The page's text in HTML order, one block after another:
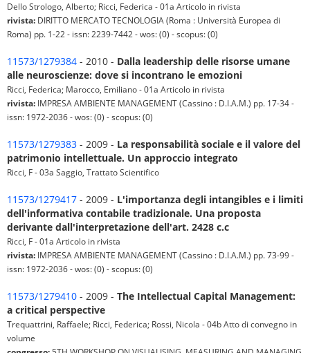
Dello Strologo, Alberto; Ricci, Federica - 01a Articolo in rivista
rivista: DIRITTO MERCATO TECNOLOGIA (Roma : Università Europea di
Roma) pp. 1-22 - issn: 2239-7442 - wos: (0) - scopus: (0)
11573/1279384 - 2010 - Dalla leadership delle risorse umane
alle neuroscienze: dove si incontrano le emozioni
Ricci, Federica; Marocco, Emiliano - 01a Articolo in rivista
rivista: IMPRESA AMBIENTE MANAGEMENT (Cassino : D.I.A.M.) pp. 17-34 -
issn: 1972-2036 - wos: (0) - scopus: (0)
11573/1279383 - 2009 - La responsabilità sociale e il valore del
patrimonio intellettuale. Un approccio integrato
Ricci, F - 03a Saggio, Trattato Scientifico
11573/1279417 - 2009 - L'importanza degli intangibles e i limiti
dell'informativa contabile tradizionale. Una proposta
derivante dall'interpretazione dell'art. 2428 c.c
Ricci, F - 01a Articolo in rivista
rivista: IMPRESA AMBIENTE MANAGEMENT (Cassino : D.I.A.M.) pp. 73-99 -
issn: 1972-2036 - wos: (0) - scopus: (0)
11573/1279410 - 2009 - The Intellectual Capital Management:
a critical perspective
Trequattrini, Raffaele; Ricci, Federica; Rossi, Nicola - 04b Atto di convegno in
volume